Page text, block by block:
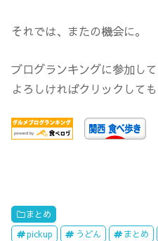
それでは、またの機会に。
ブログランキングに参加して
よろしければクリックして
まとめ
pickup
うどん まとめ